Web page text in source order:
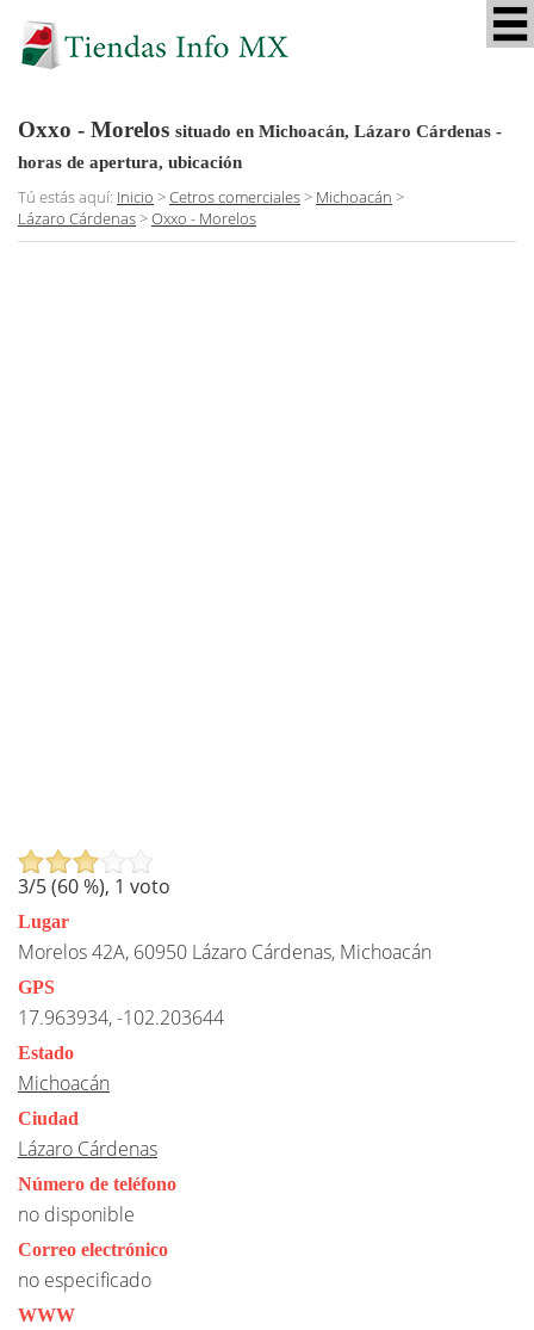
Oxxo - Morelos situado en Michoacán, Lázaro Cárdenas -
horas de apertura, ubicación
Tú estás aquí: Inicio >Cetros comerciales> Michoacán >
Lázaro Cárdenas>Oxxo - Morelos
3/5 (60%), 1 voto
Lugar
Morelos 42A, 60950 Lázaro Cárdenas, Michoacán
GPS
17.963934, -102.203644
Estado
Michoacán
Ciudad
Lázaro Cárdenas
Número de teléfono
no disponible
Correo electrónico
no especificado
WWW